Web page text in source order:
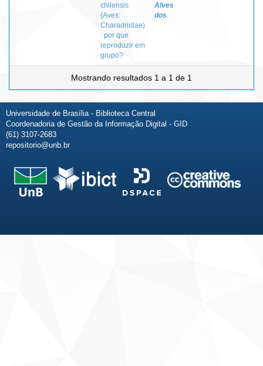
chilensis
(Aves:
Charadriidae)
: por que
reproduzir em
grupo?
Alves
dos
Mostrando resultados 1 a 1 de 1
Universidade de Brasília - Biblioteca Central
Coordenadoria de Gestão da Informação Digital - GID
(61) 3107-2683
repositorio@unb.br